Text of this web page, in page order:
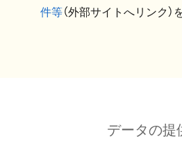
件等（外部サイトへリンク）
データの提